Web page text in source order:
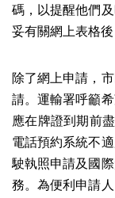
碼，以提醒他們
妥有關網上表格
除了網上申請，
請。運輸署呼籲
應在牌證到期前
電話預約系統不
駛執照申請及國
務。為便利申請